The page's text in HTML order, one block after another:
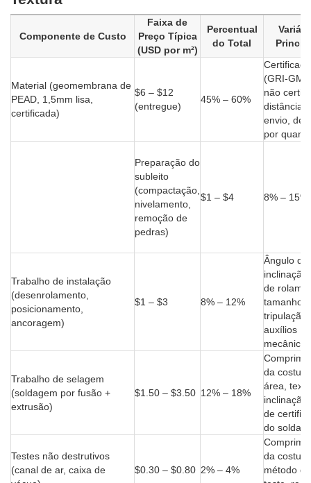
Componente de Custo
Faixa de
Preço Típica
(USD por m²)
Percentual
do Total
Material (geomembrana de
PEAD, 1,5mm lisa,
certificada)
$6 – $12
(entregue)
45% – 60%
(GRI-
não
distância
envio,
por
Preparação do
subleito
(compactação,
nivelamento,
remoção de
pedras)
$1 – $4 8% – 15%
Trabalho de instalação
(desenrolamento,
posicionamento,
ancoragem)
$1 – $3 8% – 12%
Ângulo de
de
tamanho
tripulação,
auxílios
mecânicos
Trabalho de selagem
(soldagem por fusão +
extrusão)
$1.50 – $3.50 12% – 18%
da
área,
de
do
Testes não destrutivos
(canal de ar, caixa de
$0.30 – $0.80 2% – 4%
da
método de